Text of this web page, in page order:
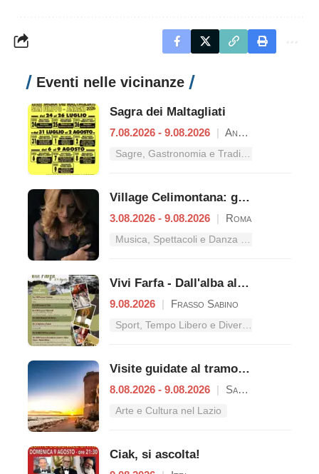
Eventi nelle vicinanze
Sagra dei Maltagliati
7.08.2026 - 9.08.2026 | Anagni
Village Celimontana: gli appuntamenti dal 3 al 9 agosto
3.08.2026 - 9.08.2026 | Roma
Vivi Farfa - Dall'alba al tramonto
9.08.2026 | Frasso Sabino
Visite guidate al tramonto a Castello di Santa Severa
8.08.2026 - 9.08.2026 | Santa Marinella
Arte e Cultura nel Lazio
Ciak, si ascolta!